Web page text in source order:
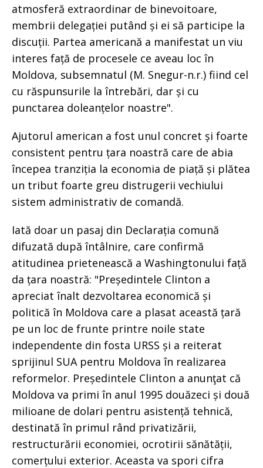
atmosferă extraordinar de binevoitoare,
membrii delegației putând și ei să participe la
discuții. Partea americană a manifestat un viu
interes față de procesele ce aveau loc în
Moldova, subsemnatul (M. Snegur-n.r.) fiind cel
cu răspunsurile la întrebări, dar și cu
punctarea doleanțelor noastre".
Ajutorul american a fost unul concret și foarte
consistent pentru țara noastră care de abia
începea tranziția la economia de piață și plătea
un tribut foarte greu distrugerii vechiului
sistem administrativ de comandă.
Iată doar un pasaj din Declarația comună
difuzată după întâlnire, care confirmă
atitudinea prietenească a Washingtonului față
da țara noastră: "Președintele Clinton a
apreciat înalt dezvoltarea economică și
politică în Moldova care a plasat această țară
pe un loc de frunte printre noile state
independente din fosta URSS și a reiterat
sprijinul SUA pentru Moldova în realizarea
reformelor. Președintele Clinton a anunţat că
Moldova va primi în anul 1995 douăzeci și două
milioane de dolari pentru asistență tehnică,
destinată în primul rând privatizării,
restructurării economiei, ocrotirii sănătății,
comerțului exterior. Aceasta va spori cifra